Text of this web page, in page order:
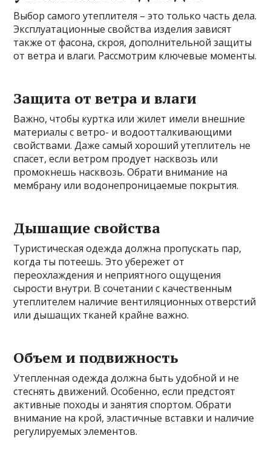
Выбор самого утеплителя – это только часть дела.
Эксплуатационные свойства изделия зависят
также от фасона, скроя, дополнительной защиты
от ветра и влаги. Рассмотрим ключевые моменты.
Защита от ветра и влаги
Важно, чтобы куртка или жилет имели внешние
материалы с ветро- и водоотталкивающими
свойствами. Даже самый хороший утеплитель не
спасет, если ветром продует насквозь или
промокнешь насквозь. Обрати внимание на
мембрану или водонепроницаемые покрытия.
Дышащие свойства
Туристическая одежда должна пропускать пар,
когда ты потеешь. Это убережет от
переохлаждения и неприятного ощущения
сырости внутри. В сочетании с качественным
утеплителем наличие вентиляционных отверстий
или дышащих тканей крайне важно.
Объем и подвижность
Утепленная одежда должна быть удобной и не
стеснять движений. Особенно, если предстоят
активные походы и занятия спортом. Обрати
внимание на крой, эластичные вставки и наличие
регулируемых элементов.